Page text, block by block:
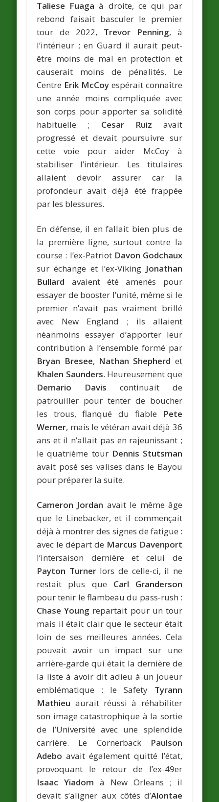
Taliese Fuaga à droite, ce qui par
rebond faisait basculer le premier
tour de 2022, Trevor Penning, à
l’intérieur ; en Guard il aurait peut-
être moins de mal en protection et
causerait moins de pénalités. Le
Centre Erik McCoy espérait connaître
une année moins compliquée avec
son corps pour apporter sa solidité
habituelle ; Cesar Ruiz avait
progressé et devait poursuivre sur
cette voie pour aider McCoy à
stabiliser l’intérieur. Les titulaires
allaient devoir assurer car la
profondeur avait déjà été frappée
par les blessures.
En défense, il en fallait bien plus de
la première ligne, surtout contre la
course : l’ex-Patriot Davon Godchaux
sur échange et l’ex-Viking Jonathan
Bullard avaient été amenés pour
essayer de booster l’unité, même si le
premier n’avait pas vraiment brillé
avec New England ; ils allaient
néanmoins essayer d’apporter leur
contribution à l’ensemble formé par
Bryan Bresee, Nathan Shepherd et
Khalen Saunders. Heureusement que
Demario Davis continuait de
patrouiller pour tenter de boucher
les trous, flanqué du fiable Pete
Werner, mais le vétéran avait déjà 36
ans et il n’allait pas en rajeunissant ;
le quatrième tour Dennis Stutsman
avait posé ses valises dans le Bayou
pour préparer la suite.
Cameron Jordan avait le même âge
que le Linebacker, et il commençait
déjà à montrer des signes de fatigue :
avec le départ de Marcus Davenport
l’intersaison dernière et celui de
Payton Turnerlors de celle-ci, il ne
restait plus que Carl Granderson
pour tenir le flambeau du pass-rush :
Chase Young repartait pour un tour
mais il était clair que le secteur était
loin de ses meilleures années. Cela
pouvait avoir un impact sur une
arrière-garde qui était la dernière de
la liste à avoir dit adieu à un joueur
emblématique : le Safety Tyrann
Mathieu aurait réussi à réhabiliter
son image catastrophique à la sortie
de l’Université avec une splendide
carrière. Le Cornerback Paulson
Adebo avait également quitté l’état,
provoquant le retour de l’ex-49er
Isaac Yiadom à New Orleans ; il
devait s’aligner aux côtés d’Alontae